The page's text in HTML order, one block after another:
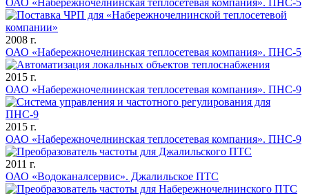
ОАО «Набережночелнинская теплосетевая компания». ПНС-5
2008 г.
ОАО «Набережночелнинская теплосетевая компания». ПНС-5
2015 г.
ОАО «Набережночелнинская теплосетевая компания». ПНС-9
2015 г.
ОАО «Набережночелнинская теплосетевая компания». ПНС-9
2011 г.
ОАО «Водоканалсервис». Джалильское ПТС